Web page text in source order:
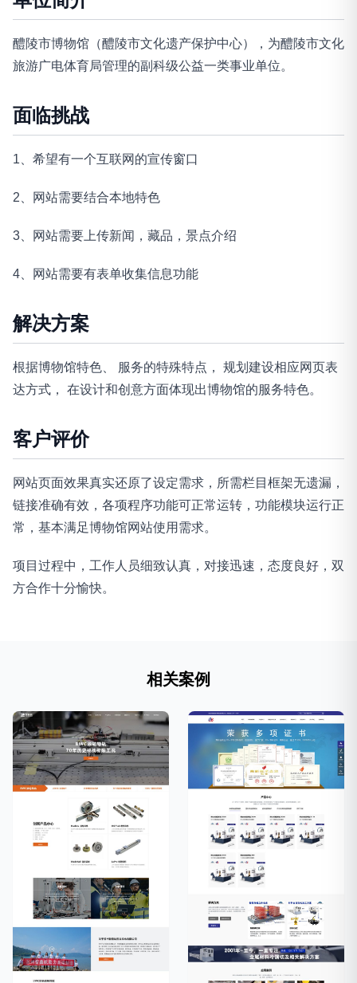
醴陵市博物馆（醴陵市文化遗产保护中心），为醴陵市文化
旅游广电体育局管理的副科级公益一类事业单位。
面临挑战
1、希望有一个互联网的宣传窗口
2、网站需要结合本地特色
3、网站需要上传新闻，藏品，景点介绍
4、网站需要有表单收集信息功能
解决方案
根据博物馆特色、 服务的特殊特点， 规划建设相应网页表
达方式， 在设计和创意方面体现出博物馆的服务特色。
客户评价
网站页面效果真实还原了设定需求，所需栏目框架无遗漏，
链接准确有效，各项程序功能可正常运转，功能模块运行正
常，基本满足博物馆网站使用需求。
项目过程中，工作人员细致认真，对接迅速，态度良好，双
方合作十分愉快。
相关案例